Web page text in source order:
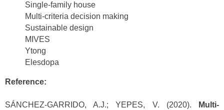
Single-family house
Multi-criteria decision making
Sustainable design
MIVES
Ytong
Elesdopa
Reference:
SÁNCHEZ-GARRIDO, A.J.; YEPES, V. (2020).
Multi-